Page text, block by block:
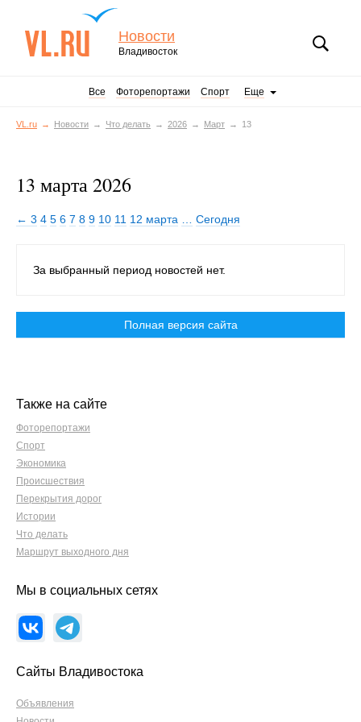
Новости
Владивосток
Все Фоторепортажи Спорт Еще
VL.ru Новости Что делать 2026 Март 13
13 марта 2026
← 3 4 5 6 7 8 9 10 11 12 марта Сегодня
За выбранный период новостей нет.
Полная версия сайта
Также на сайте
Фоторепортажи
Спорт
Экономика
Происшествия
Перекрытия дорог
Истории
Что делать
Маршрут выходного дня
Мы в социальных сетях
Сайты Владивостока
Объявления